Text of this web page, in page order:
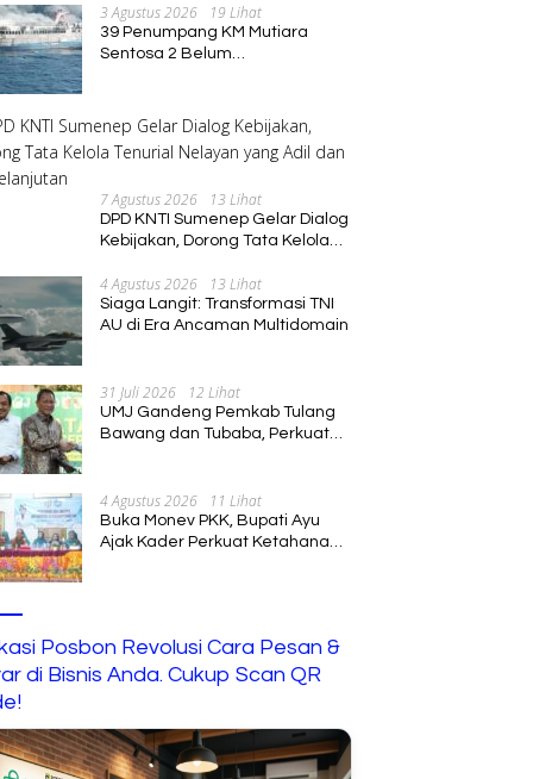
3 Agustus 2026 19 Lihat
39 Penumpang KM Mutiara
Sentosa 2 Belum
7 Agustus 2026 13 Lihat
DPD KNTI Sumenep Gelar Dialog
Kebijakan, Dorong Tata Kelola
Berkelanjutan
4 Agustus 2026 13 Lihat
Siaga Langit: Transformasi TNI
AU di Era Ancaman Multidomain
31 Juli 2026 12 Lihat
UMJ Gandeng Pemkab Tulang
Bawang dan Tubaba, Perkuat
4 Agustus 2026 11 Lihat
Buka Monev PKK, Bupati Ayu
Ajak Kader Perkuat Ketahanan
Posbon Revolusi Cara Pesan &
di Bisnis Anda. Cukup Scan QR